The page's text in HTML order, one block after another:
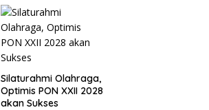
Silaturahmi Olahraga,
Optimis PON XXII 2028
akan Sukses